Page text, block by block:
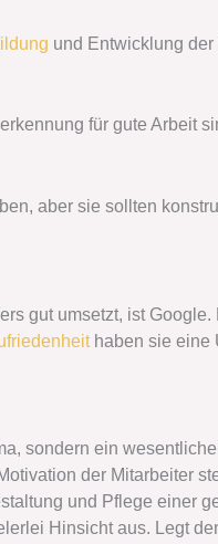
und Entwicklung
für gute Arbeit
aber sie sollten
gut umsetzt, ist Google.
haben sie eine
sondern ein
der Mitarbeiter
und Pflege einer
Hinsicht aus. Legt